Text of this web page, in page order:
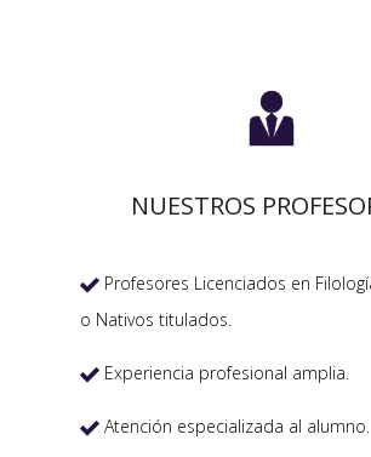

NUESTROS
 Profesores Licenciados en
o Nativos titulados.
 Experiencia profesional amplia.
 Atención especializada al alumno.